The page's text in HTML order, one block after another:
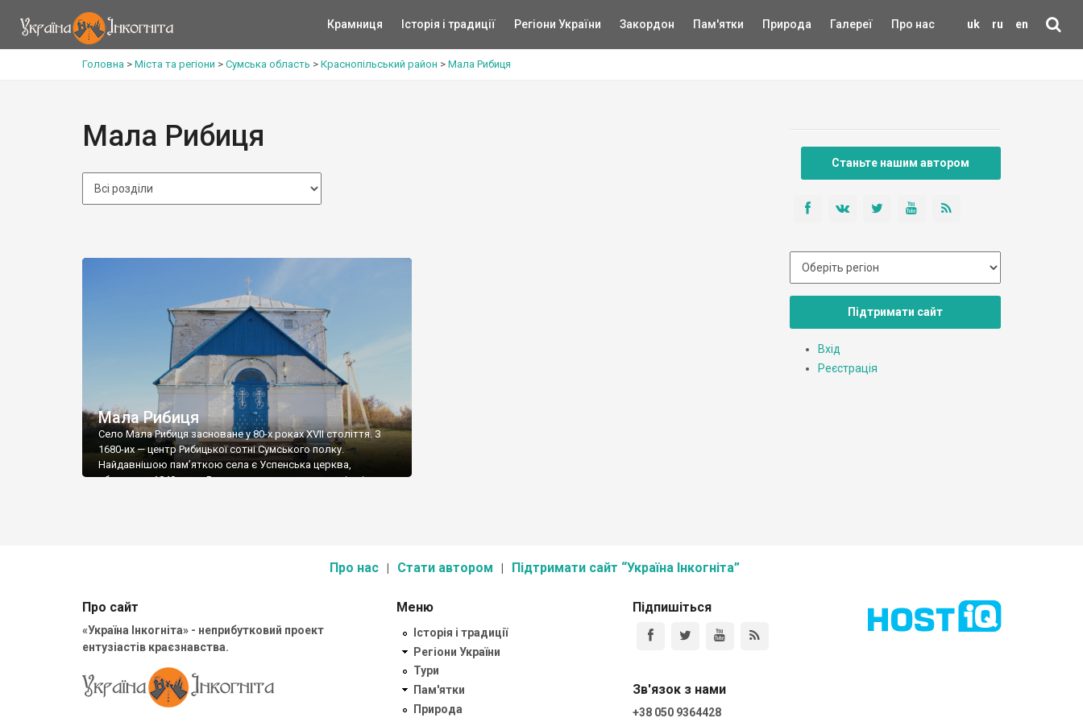
uk ru en
Крамниця Історія і традиції Регіони України Закордон Пам'ятки Природа Галереї Про нас
Головна > Міста та регіони > Сумська область > Краснопільський район > Мала Рибиця
Мала Рибиця
Мала Рибиця
Село Мала Рибиця засноване у 80-х роках XVII століття. З
1680-их — центр Рибицької сотні Сумського полку.
Найдавнішою пам’яткою села є Успенська церква,
збудована 1840 року. Розташована вона неподалік від
Станьте нашим автором
Підтримати сайт
Вхід
Реєстрація
Про нас Стати автором Підтримати сайт “Україна Інкогніта”
Про сайт
«Україна Інкогніта» - неприбутковий проект
ентузіастів краєзнавства.
Меню
Історія і традиції
Регіони України
Тури
Пам'ятки
Природа
Підпишіться
Зв'язок з нами
+38 050 9364428